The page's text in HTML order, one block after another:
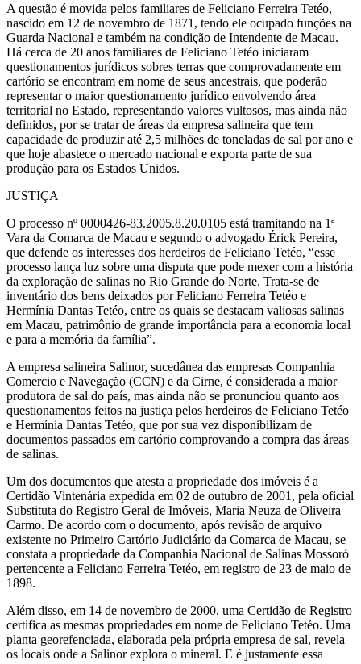
A questão é movida pelos familiares de Feliciano Ferreira Tetéo,
nascido em 12 de novembro de 1871, tendo ele ocupado funções na
Guarda Nacional e também na condição de Intendente de Macau.
Há cerca de 20 anos familiares de Feliciano Tetéo iniciaram
questionamentos jurídicos sobres terras que comprovadamente em
cartório se encontram em nome de seus ancestrais, que poderão
representar o maior questionamento jurídico envolvendo área
territorial no Estado, representando valores vultosos, mas ainda não
definidos, por se tratar de áreas da empresa salineira que tem
capacidade de produzir até 2,5 milhões de toneladas de sal por ano e
que hoje abastece o mercado nacional e exporta parte de sua
produção para os Estados Unidos.
JUSTIÇA
O processo nº 0000426-83.2005.8.20.0105 está tramitando na 1ª
Vara da Comarca de Macau e segundo o advogado Érick Pereira,
que defende os interesses dos herdeiros de Feliciano Tetéo, “esse
processo lança luz sobre uma disputa que pode mexer com a história
da exploração de salinas no Rio Grande do Norte. Trata-se de
inventário dos bens deixados por Feliciano Ferreira Tetéo e
Hermínia Dantas Tetéo, entre os quais se destacam valiosas salinas
em Macau, patrimônio de grande importância para a economia local
e para a memória da família”.
A empresa salineira Salinor, sucedânea das empresas Companhia
Comercio e Navegação (CCN) e da Cirne, é considerada a maior
produtora de sal do país, mas ainda não se pronunciou quanto aos
questionamentos feitos na justiça pelos herdeiros de Feliciano Tetéo
e Hermínia Dantas Tetéo, que por sua vez disponibilizam de
documentos passados em cartório comprovando a compra das áreas
de salinas.
Um dos documentos que atesta a propriedade dos imóveis é a
Certidão Vintenária expedida em 02 de outubro de 2001, pela oficial
Substituta do Registro Geral de Imóveis, Maria Neuza de Oliveira
Carmo. De acordo com o documento, após revisão de arquivo
existente no Primeiro Cartório Judiciário da Comarca de Macau, se
constata a propriedade da Companhia Nacional de Salinas Mossoró
pertencente a Feliciano Ferreira Tetéo, em registro de 23 de maio de
1898.
Além disso, em 14 de novembro de 2000, uma Certidão de Registro
certifica as mesmas propriedades em nome de Feliciano Tetéo. Uma
planta georefenciada, elaborada pela própria empresa de sal, revela
os locais onde a Salinor explora o mineral. E é justamente essa